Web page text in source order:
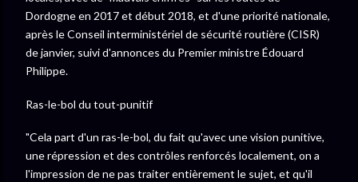
Dordogne en 2017 et début 2018, et d'une priorité nationale,
après le Conseil interministériel de sécurité routière (CISR)
de janvier, suivi d'annonces du Premier ministre Édouard
Philippe.
Ras-le-bol du tout-punitif
"Cela part d'un ras-le-bol, du fait qu'avec une vision punitive,
une répression et des contrôles renforcés localement, on a
l'impression de ne pas traiter entièrement le sujet, et qu'il